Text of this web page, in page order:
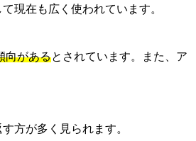
現在も広く使われています。
向があるとされています。また、ア
方が多く見られます。